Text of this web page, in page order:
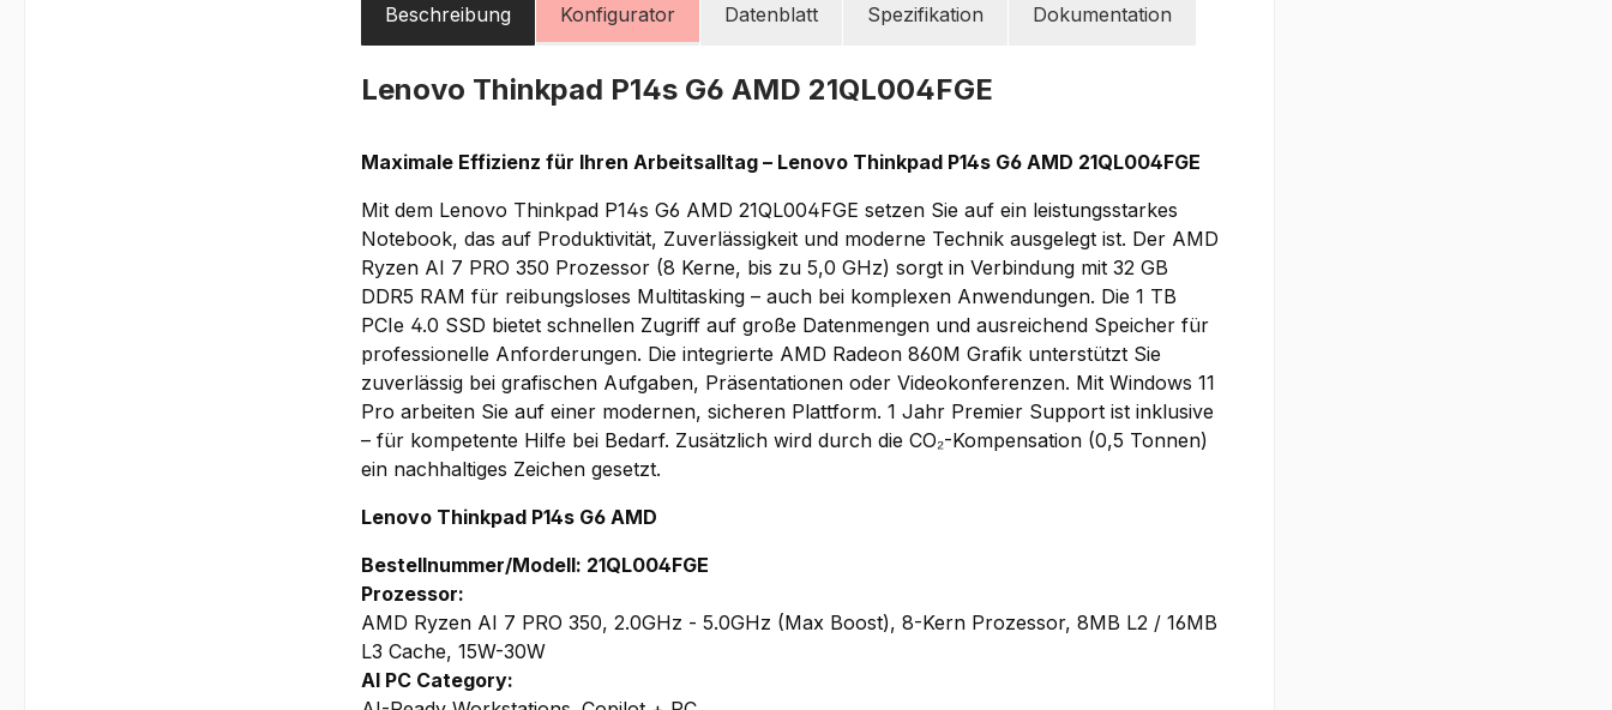
Beschreibung Konfigurator Datenblatt Spezifikation Dokumentation
Lenovo Thinkpad P14s G6 AMD 21QL004FGE
Maximale Effizienz für Ihren Arbeitsalltag – Lenovo Thinkpad P14s G6 AMD 21QL004FGE
Mit dem Lenovo Thinkpad P14s G6 AMD 21QL004FGEsetzen Sie auf ein leistungsstarkes
Notebook, das auf Produktivität, Zuverlässigkeit und moderne Technik ausgelegt ist. Der AMD
Ryzen AI 7 PRO 350 Prozessor (8 Kerne, bis zu 5,0 GHz) sorgt in Verbindung mit32 GB
DDR5 RAM für reibungsloses Multitasking – auch bei komplexen Anwendungen. Die1 TB
PCIe 4.0 SSD bietet schnellen Zugriff auf große Datenmengen und ausreichend Speicher für
professionelle Anforderungen. Dieintegrierte AMD Radeon 860M Grafik unterstützt Sie
zuverlässig bei grafischen Aufgaben, Präsentationen oder Videokonferenzen. MitWindows 11
Pro arbeiten Sie auf einer modernen, sicheren Plattform.1 Jahr Premier Support ist inklusive
– für kompetente Hilfe bei Bedarf. Zusätzlich wird durch dieCO₂-Kompensation (0,5 Tonnen)
ein nachhaltiges Zeichen gesetzt.
Lenovo Thinkpad P14s G6 AMD
Bestellnummer/Modell: 21QL004FGE
Prozessor:
AMD Ryzen AI 7 PRO 350, 2.0GHz - 5.0GHz (Max Boost), 8-Kern Prozessor, 8MB L2 / 16MB
L3 Cache, 15W-30W
AI PC Category: